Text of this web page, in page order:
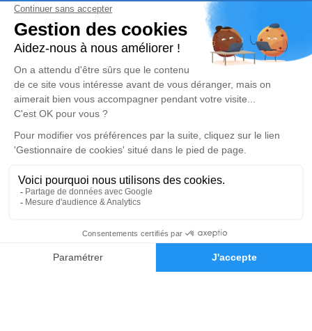
Obtenez un devis
DEVIS OBSÈQUES
DEVIS PRÉVOYANCE